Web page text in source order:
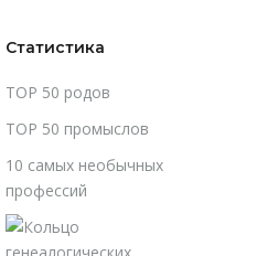
Статистика
TOP 50 родов
TOP 50 промыслов
10 самых необычных
профессий